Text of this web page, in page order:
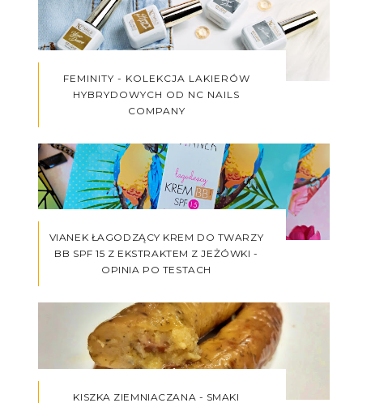
FEMINITY - KOLEKCJA LAKIERÓW
HYBRYDOWYCH OD NC NAILS
COMPANY
VIANEK ŁAGODZĄCY KREM DO TWARZY
BB SPF 15 Z EKSTRAKTEM Z JEŻÓWKI -
OPINIA PO TESTACH
KISZKA ZIEMNIACZANA - SMAKI